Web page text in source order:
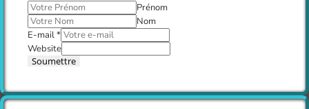
Prénom
Nom
E-mail*
Website
Soumettre